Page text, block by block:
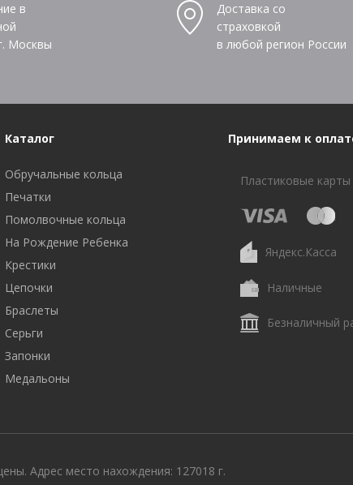
в
Москвы
Доставка со
страховкой
в любой регион России
Каталог
Обручальные кольца
Печатки
Помолвочные кольца
На Рождение Ребенка
Крестики
Цепочки
Браслеты
Серьги
Запонки
Медальоны
Принимаем к
Пластиковые карты
Яндекс.Касса
Наличные
Безналичный
Адрес место нахождения: 127018 г.